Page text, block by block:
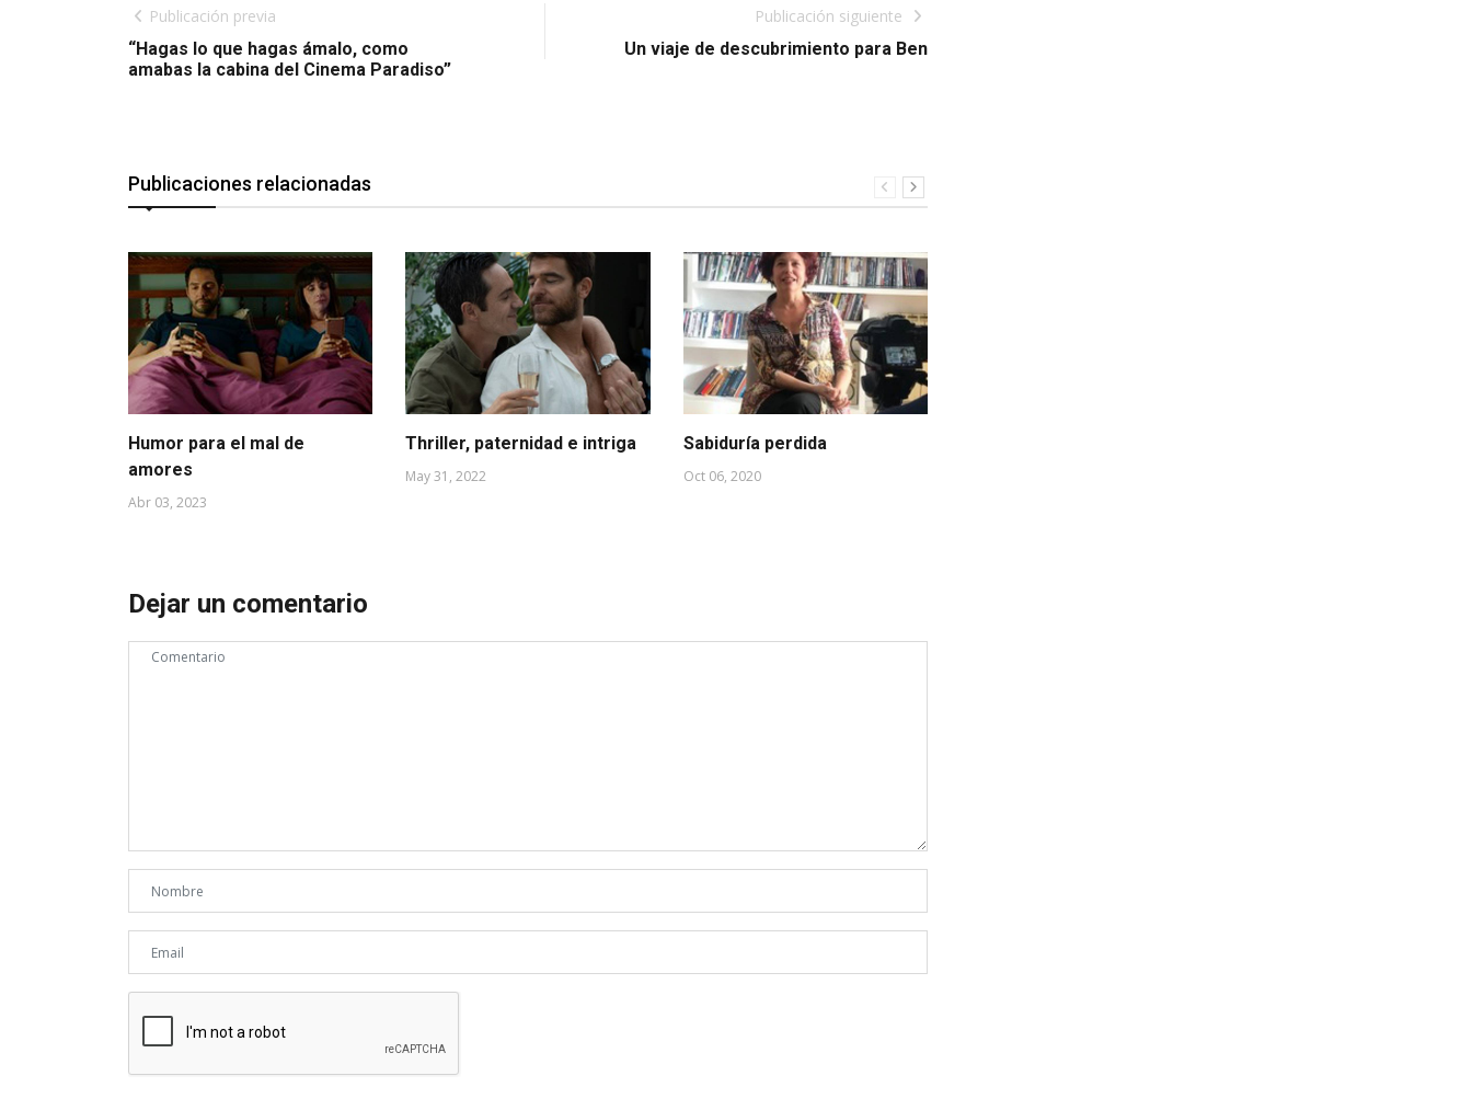
Publicación previa
“Hagas lo que hagas ámalo, como
amabas la cabina del Cinema Paradiso”
Publicación siguiente
Un viaje de descubrimiento para Ben
Publicaciones relacionadas
Humor para el mal de
amores
Abr 03, 2023
Thriller, paternidad e intriga
May 31, 2022
Sabiduría perdida
Oct 06, 2020
Dejar un comentario